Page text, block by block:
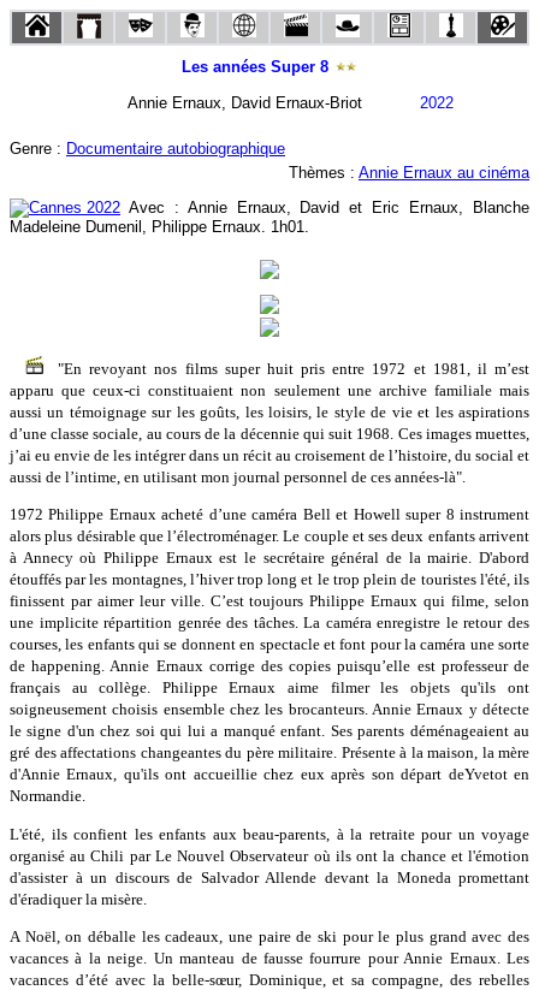
Les années Super 8
Annie Ernaux, David Ernaux-Briot
2022
Genre : Documentaire autobiographique
Thèmes : Annie Ernaux au cinéma
Avec : Annie Ernaux, David et Eric Ernaux, Blanche
Madeleine Dumenil, Philippe Ernaux. 1h01.
"En revoyant nos films super huit pris entre 1972 et 1981, il m’est
apparu que ceux-ci constituaient non seulement une archive familiale mais
aussi un témoignage sur les goûts, les loisirs, le style de vie et les aspirations
d’une classe sociale, au cours de la décennie qui suit 1968. Ces images muettes,
j’ai eu envie de les intégrer dans un récit au croisement de l’histoire, du social et
aussi de l’intime, en utilisant mon journal personnel de ces années-là".
1972 Philippe Ernaux acheté d’une caméra Bell et Howell super 8 instrument
alors plus désirable que l’électroménager. Le couple et ses deux enfants arrivent
à Annecy où Philippe Ernaux est le secrétaire général de la mairie. D'abord
étouffés par les montagnes, l’hiver trop long et le trop plein de touristes l'été, ils
finissent par aimer leur ville. C’est toujours Philippe Ernaux qui filme, selon
une implicite répartition genrée des tâches. La caméra enregistre le retour des
courses, les enfants qui se donnent en spectacle et font pour la caméra une sorte
de happening. Annie Ernaux corrige des copies puisqu’elle est professeur de
français au collège. Philippe Ernaux aime filmer les objets qu'ils ont
soigneusement choisis ensemble chez les brocanteurs. Annie Ernaux y détecte
le signe d'un chez soi qui lui a manqué enfant. Ses parents déménageaient au
gré des affectations changeantes du père militaire. Présente à la maison, la mère
d'Annie Ernaux, qu'ils ont accueillie chez eux après son départ deYvetot en
Normandie.
L'été, ils confient les enfants aux beau-parents, à la retraite pour un voyage
organisé au Chili par Le Nouvel Observateur où ils ont la chance et l'émotion
d'assister à un discours de Salvador Allende devant la Moneda promettant
d'éradiquer la misère.
A Noël, on déballe les cadeaux, une paire de ski pour le plus grand avec des
vacances à la neige. Un manteau de fausse fourrure pour Annie Ernaux. Les
vacances d’été avec la belle-sœur, Dominique, et sa compagne, des rebelles